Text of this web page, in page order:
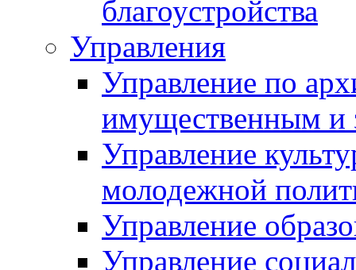
благоустройства
Управления
Управление по
имущественным и
Управление
молодежной
Управление
Управление